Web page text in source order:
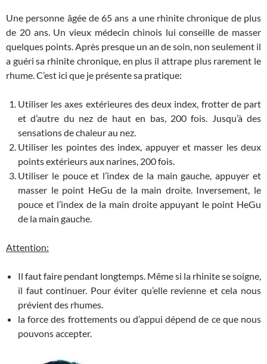
Une personne âgée de 65 ans a une rhinite chronique de plus
de 20 ans. Un vieux médecin chinois lui conseille de masser
quelques points. Après presque un an de soin, non seulement il
a guéri sa rhinite chronique, en plus il attrape plus rarement le
rhume. C’est ici que je présente sa pratique:
Utiliser les axes extérieures des deux index, frotter de part
et d’autre du nez de haut en bas, 200 fois. Jusqu’à des
sensations de chaleur au nez.
Utiliser les pointes des index, appuyer et masser les deux
points extérieurs aux narines, 200 fois.
Utiliser le pouce et l’index de la main gauche, appuyer et
masser le point HeGu de la main droite. Inversement, le
pouce et l’index de la main droite appuyant le point HeGu
de la main gauche.
Attention:
Il faut faire pendant longtemps. Même si la rhinite se soigne,
il faut continuer. Pour éviter qu’elle revienne et cela nous
prévient des rhumes.
la force des frottements ou d’appui dépend de ce que nous
pouvons accepter.